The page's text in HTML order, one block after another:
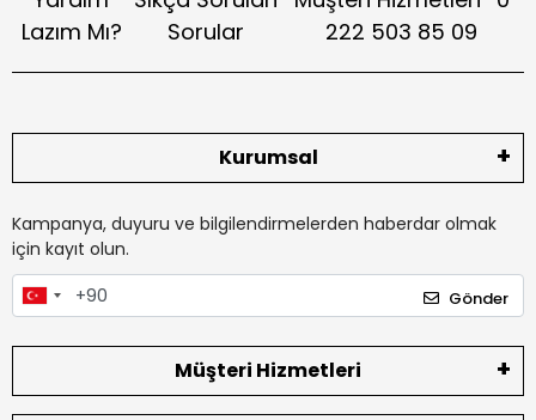
Lazım Mı?
Sorular
222 503 85 09
Kurumsal
Kampanya, duyuru ve bilgilendirmelerden haberdar olmak
için kayıt olun.
Gönder
Müşteri Hizmetleri